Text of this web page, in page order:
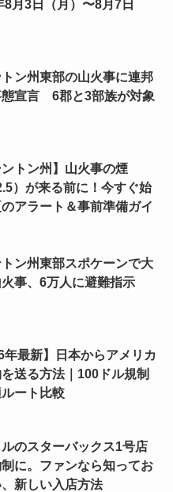
8月3日（月）〜8月7日
ン州東部の山火事に連邦
態宣言 6郡と3部族が対象
ントン州】山火事の煙
）が来る前に！今すぐ始
アラート＆事前準備ガイ
ン州東部スポケーンで大
事、6万人に避難指示
年最新】日本からアメリカ
送る方法｜100ドル規制
ート比較
のスターバックス1号店
に。ファンなら知ってお
新しい入店方法